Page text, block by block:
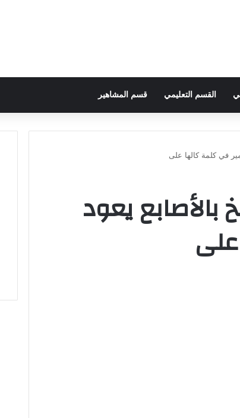
القسم التعليمي قسم المشاهير
في كلمة كالها على
يعود